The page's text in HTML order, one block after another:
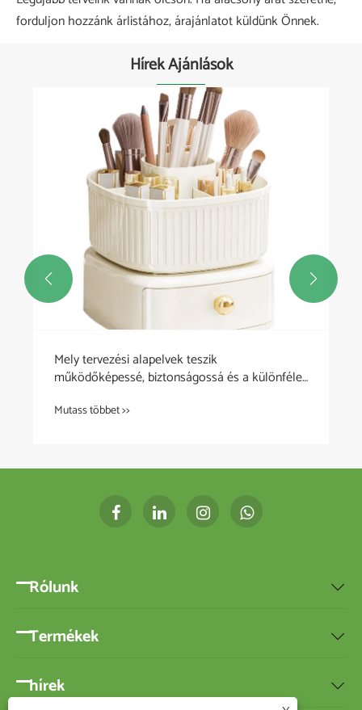
forduljon hozzánk árlistához, árajánlatot küldünk Önnek.
Hírek Ajánlások
Mely tervezési alapelvek teszik
működőképessé, biztonságossá és a különféle
kozmetikai szervezőket?
Mutass többet >>
 
Rólunk 
Termékek 
hírek 